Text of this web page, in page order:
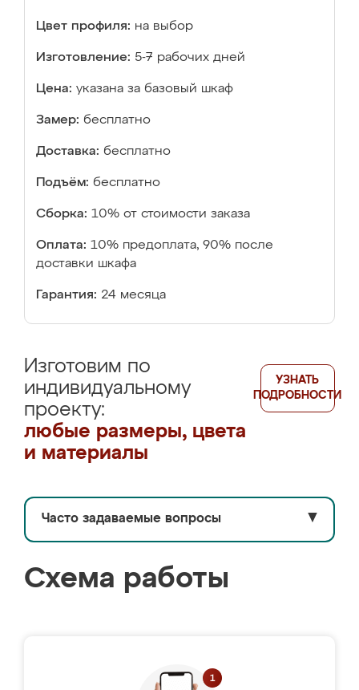
Цвет профиля: на выбор
Изготовление: 5-7 рабочих дней
Цена: указана за базовый шкаф
Замер: бесплатно
Доставка: бесплатно
Подъём: бесплатно
Сборка: 10% от стоимости заказа
Оплата: 10% предоплата, 90% после
доставки шкафа
Гарантия: 24 месяца
Изготовим по
индивидуальному
проекту:
любые размеры, цвета
и материалы
УЗНАТЬ
ПОДРОБНОСТИ
Часто задаваемые вопросы ▼
Схема работы